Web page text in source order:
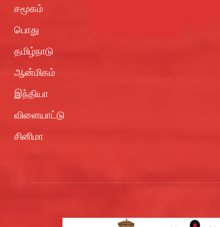
சமூகம்
பொது
தமிழ்நாடு
ஆன்மிகம்
இந்தியா
விளையாட்டு
சினிமா